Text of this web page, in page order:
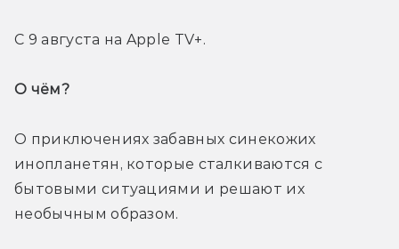
С 9 августа на Apple TV+.
О чём?
О приключениях забавных синекожих
инопланетян, которые сталкиваются с
бытовыми ситуациями и решают их
необычным образом.